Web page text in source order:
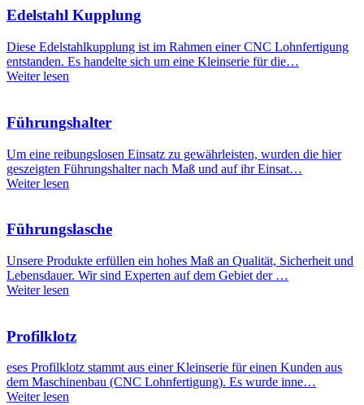
Edelstahl Kupplung
Diese Edelstahlkupplung ist im Rahmen einer CNC Lohnfertigung
entstanden. Es handelte sich um eine Kleinserie für die…
Weiter lesen
Führungshalter
Um eine reibungslosen Einsatz zu gewährleisten, wurden die hier
geszeigten Führungshalter nach Maß und auf ihr Einsat…
Weiter lesen
Führungslasche
Unsere Produkte erfüllen ein hohes Maß an Qualität, Sicherheit und
Lebensdauer. Wir sind Experten auf dem Gebiet der …
Weiter lesen
Profilklotz
eses Profilklotz stammt aus einer Kleinserie für einen Kunden aus
dem Maschinenbau (CNC Lohnfertigung). Es wurde inne…
Weiter lesen